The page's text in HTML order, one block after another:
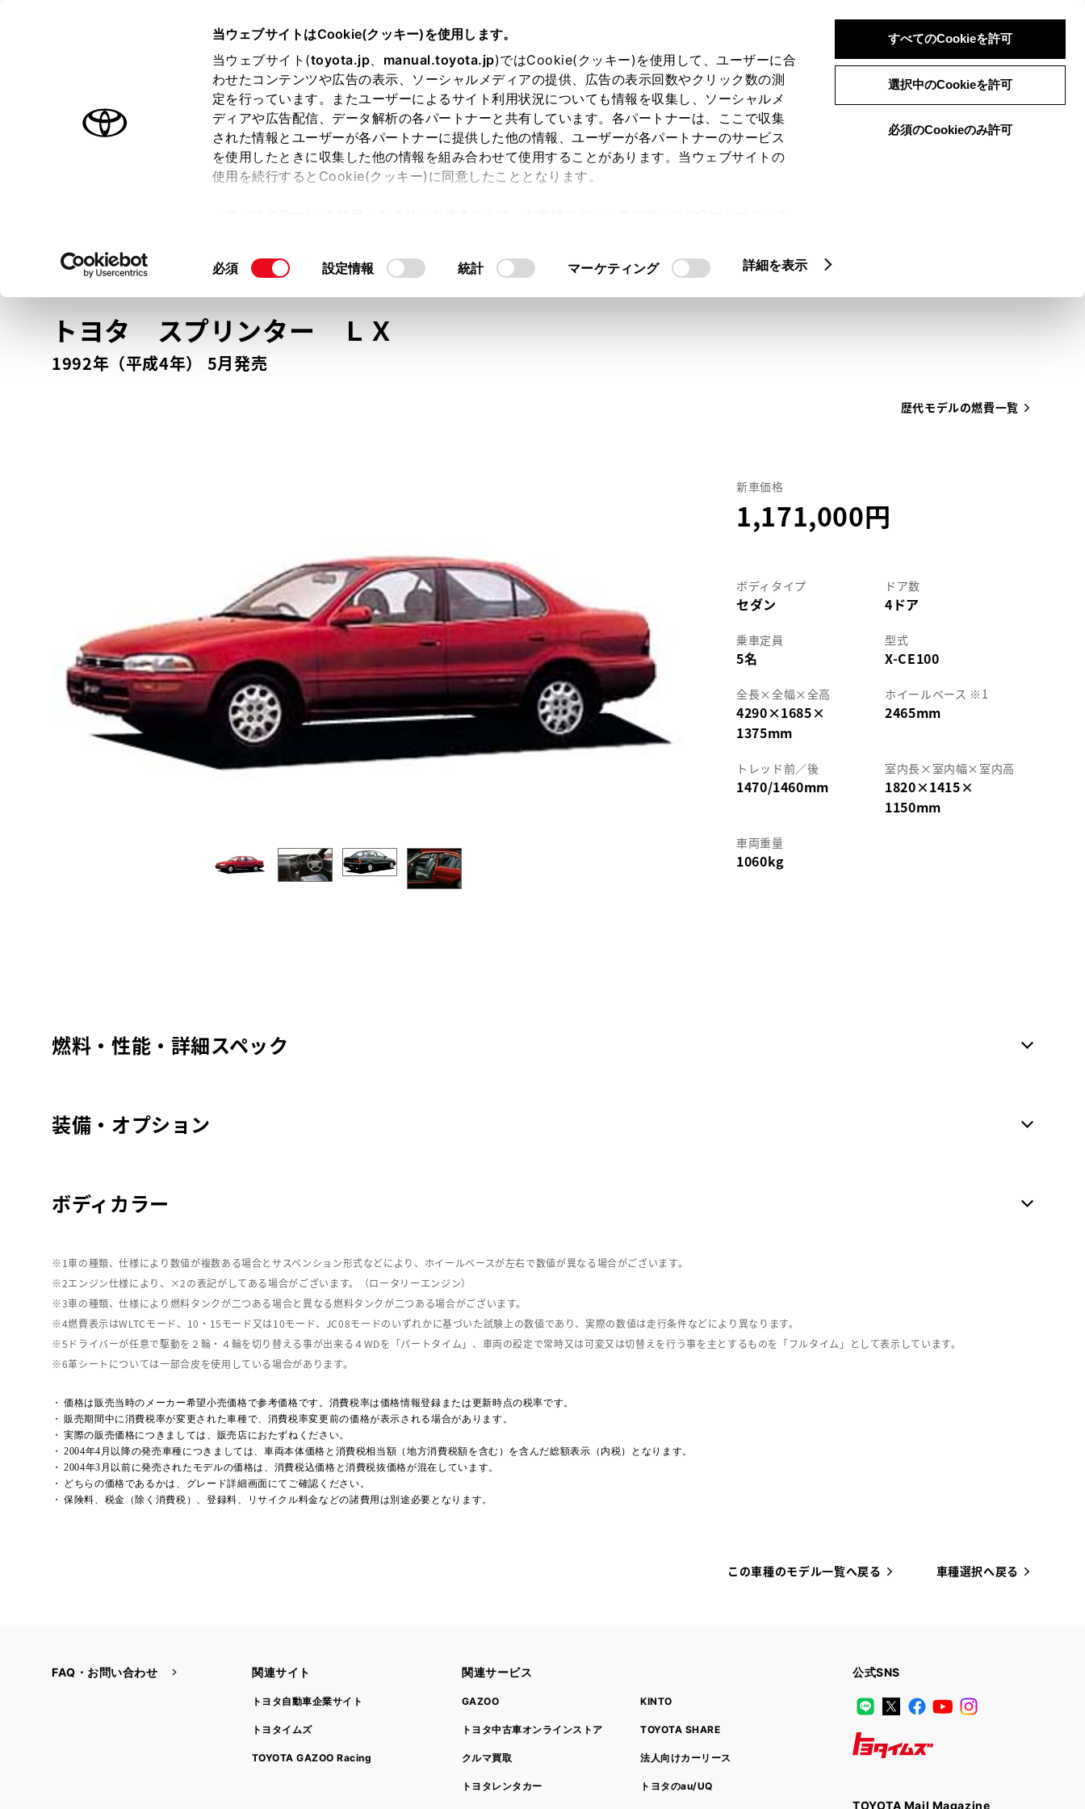
当ウェブサイトはCookie(クッキー)を使用します。
当ウェブサイト(toyota.jp、 manual.toyota.jp)ではCookie(クッキー)を使用して、ユーザーに合
わせたコンテンツや広告の表示、ソーシャルメディアの提供、広告の表示回数やクリック数の測
定を行っています。またユーザーによるサイト利用状況についても情報を収集し、ソーシャルメ
ディアや広告配信、データ解析の各パートナーと共有しています。各パートナーは、ここで収集
された情報とユーザーが各パートナーに提供した他の情報、ユーザーが各パートナーのサービス
を使用したときに収集した他の情報を組み合わせて使用することがあります。当ウェブサイトの
使用を続行するとCookie(クッキー)に同意したこととなります。
て」をご覧ください。
同
選
択
必須 設定情報 統計 マーケティング 詳細を表示
すべてのCookieを許可
選択中のCookieを許可
必須のCookieのみ許可
ログイン 検索 メニュー
オーナーサポート トピックス
トヨタ認定中古車 メニュー
トヨタ認定中古車の魅力 3つの買い方 オンライン購入お気に入り 保存した見積り
の選択 モデル・年式・グレード クルマ情報
トヨタ スプリンターＬＸ
1992年（平成4年） 5月発売
歴代モデルの燃費一覧
新車価格
1,171,000
ボディタイプ
セダン
ドア数
4ドア
乗車定員
5名
型式
X-CE100
全長×全幅×全高
4290×1685×
1375mm
ホイールベース ※1
2465mm
トレッド前／後
1470/1460mm
室内長× 室内幅× 室内高
1820×1415×
1150mm
車両重量
1060kg
燃料・性能・詳細スペック
装備・オプション
ボディカラー
車の種類、仕様により数値が複数ある場合とサスペンション形式などにより、ホイールベースが左右で数値が異なる場合がございます。
エンジン仕様により、×2の表記がしてある場合がございます。（ロータリーエンジン）
車の種類、仕様により燃料タンクが二つある場合と異なる燃料タンクが二つある場合がございます。
燃費表示はWLTCモード、10・15モード又は10モード、JC08モードのいずれかに基づいた試験上の数値であり、実際の数値は走行条件などにより異なります。
ドライバーが任意で駆動を２輪・４輪を切り替える事が出来る４WDを「パートタイム」、車両の設定で常時又は可変又は切替えを行う事を主とするものを「フルタイム」として表示しています。
革シートについては一部合皮を使用している場合があります。
価格は販売当時のメーカー希望小売価格で参考価格です。消費税率は価格情報登録または更新時点の税率です。
販売期間中に消費税率が変更された車種で、消費税率変更前の価格が表示される場合があります。
実際の販売価格につきましては、販売店におたずねください。
2004年4月以降の発売車種につきましては、車両本体価格と消費税相当額（地方消費税額を含む）を含んだ総額表示（内税）となります。
2004年3月以前に発売されたモデルの価格は、消費税込価格と消費税抜価格が混在しています。
どちらの価格であるかは、グレード詳細画面にてご確認ください。
保険料、税金（除く消費税）、登録料、リサイクル料金などの諸費用は別途必要となります。
この車種のモデル一覧へ戻る 車種選択へ戻る
FAQ・お問い合わせ 関連サイト
トヨタ自動車企業サイト
トヨタイムズ
TOYOTA GAZOO Racing
関連サービス
GAZOO
トヨタ中古車オンラインストア
クルマ買取
トヨタレンタカー
KINTO
TOYOTA SHARE
法人向けカーリース
トヨタのau/UQ
公式SNS
LINEX Facebook
YouTube
TOYOTA Mail Magazine